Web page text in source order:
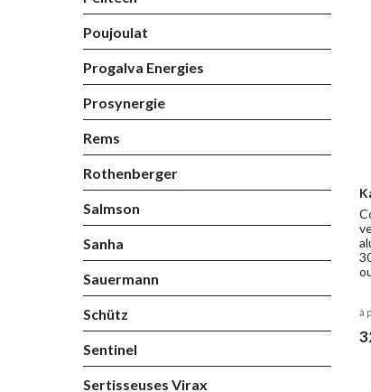
Poujoulat
Progalva Energies
Prosynergie
Rems
Rothenberger
Salmson
Sanha
Sauermann
Schütz
Sentinel
Sertisseuses Virax
à